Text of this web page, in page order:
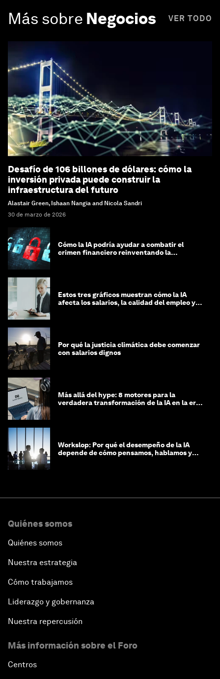
Más sobre Negocios VER TODO
Desafío de 106 billones de dólares: cómo la
inversión privada puede construir la
infraestructura del futuro
Alastair Green, Ishaan Nangia and Nicola Sandri
30 de marzo de 2026
Cómo la IA podría ayudar a combatir el
crimen financiero reinventando la
Estos tres gráficos muestran cómo la IA
afecta los salarios, la calidad del empleo y
Por qué la justicia climática debe comenzar
con salarios dignos
Más allá del hype: 8 motores para la
verdadera transformación de la IA en la era
Workslop: Por qué el desempeño de la IA
depende de cómo pensamos, hablamos y
Quiénes somos
Quiénes somos
Nuestra estrategia
Cómo trabajamos
Liderazgo y gobernanza
Nuestra repercusión
Más información sobre el Foro
Centros